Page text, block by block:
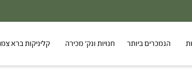
הנמכרים ביותר חנויות ונק' מכירה קליניקות ברא